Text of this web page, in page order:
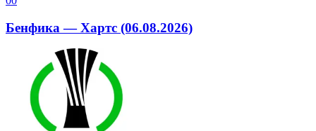
Бенфика — Хартс (06.08.2026)